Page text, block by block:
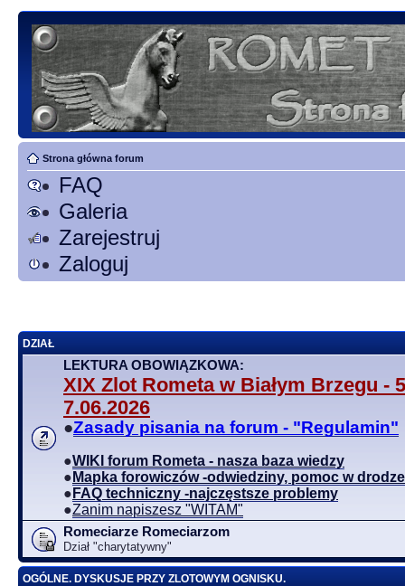
Strona główna forum
FAQ
Galeria
Zarejestruj
Zaloguj
DZIAŁ
LEKTURA OBOWIĄZKOWA:
XIX Zlot Rometa w Białym Brzegu -
7.06.2026
●Zasady pisania na forum - "Regulamin"
●WIKI forum Rometa - nasza baza wiedzy
● Mapka forowiczów -odwiedziny, pomoc w drodze
● FAQ techniczny -najczęstsze problemy
●Zanim napiszesz "WITAM"
Romeciarze Romeciarzom
Dział "charytatywny"
OGÓLNE. DYSKUSJE PRZY ZLOTOWYM OGNISKU.